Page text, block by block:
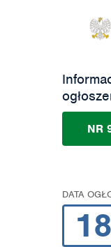
NR
DATA
18